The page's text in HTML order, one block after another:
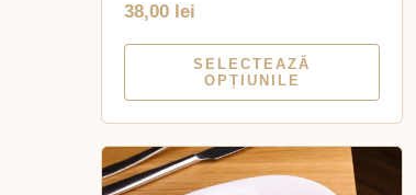
38,00 lei
SELECTEAZĂ
OPȚIUNILE